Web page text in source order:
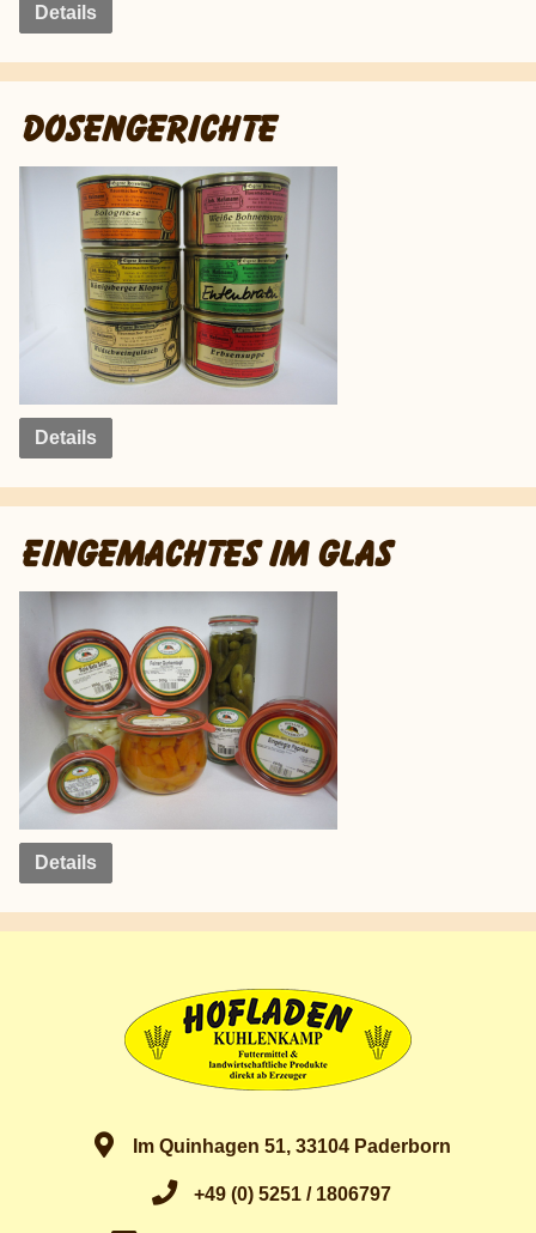
Details
DOSENGERICHTE
Details
EINGEMACHTES IM GLAS
Details
Im Quinhagen 51, 33104 Paderborn
+49 (0) 5251 / 1806797